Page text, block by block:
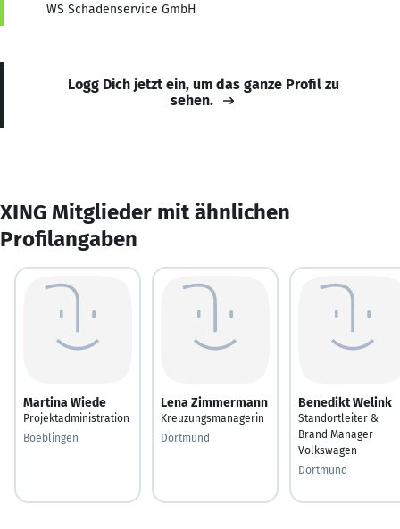
WS Schadenservice GmbH
Logg Dich jetzt ein, um das ganze Profil zu
sehen.
XING Mitglieder mit ähnlichen
Profilangaben
Martina Wiede
Projektadministration
Boeblingen
Lena Zimmermann
Kreuzungsmanagerin
Dortmund
Benedikt Welink
Standortleiter &
Brand Manager
Volkswagen
Dortmund